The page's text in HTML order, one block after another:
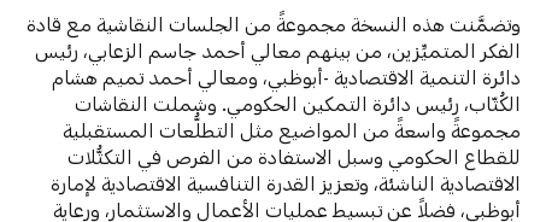
وتضمَّنت هذه النسخة مجموعةً من الجلسات النقاشية مع قادة
الفكر المتميِّزين، من بينهم معالي أحمد جاسم الزعابي، رئيس
دائرة التنمية الاقتصادية -أبوظبي، ومعالي أحمد تميم هشام
الكُتّاب، رئيس دائرة التمكين الحكومي. وشملت النقاشات
مجموعةً واسعةً من المواضيع مثل التطلُّعات المستقبلية
للقطاع الحكومي وسبل الاستفادة من الفرص في التكتُّلات
الاقتصادية الناشئة، وتعزيز القدرة التنافسية الاقتصادية لإمارة
أبوظبي، فضلاً عن تبسيط عمليات الأعمال والاستثمار، ورعاية